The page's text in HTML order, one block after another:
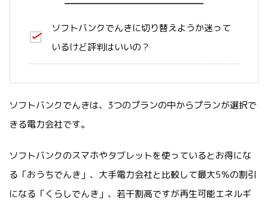
ソフトバンクでんきに切り替えようか迷って
いるけど評判はいいの？
ソフトバンクでんきは、3つのプランの中からプランが選択で
きる電力会社です。
ソフトバンクのスマホやタブレットを使っているとお得にな
る「おうちでんき」、大手電力会社と比較して最大5％の割引
になる「くらしでんき」、若干割高ですが再生可能エネルギ